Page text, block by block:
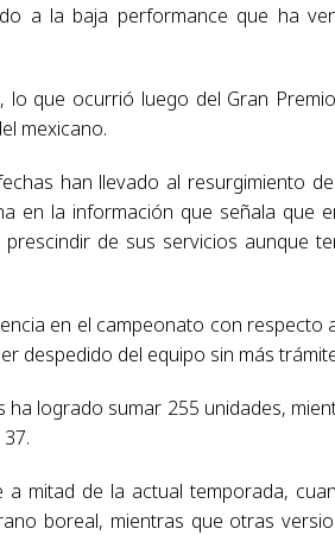
a la baja performance que ha
que ocurrió luego del Gran
mexicano.
han llevado al resurgimiento
en la información que señala que
de sus servicios aunque
en el campeonato con respecto
despedido del equipo sin más
logrado sumar 255 unidades,
mitad de la actual temporada,
boreal, mientras que otras